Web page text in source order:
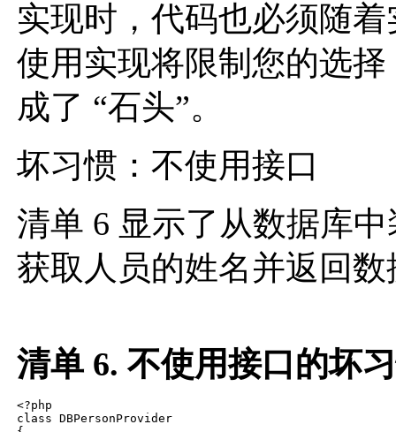
实现时，代码也必须随
使用实现将限制您的选
成了 “石头”。
坏习惯：不使用接口
清单 6 显示了从数据库
获取人员的姓名并返回
清单 6. 不使用接口的坏
<?php
class DBPersonProvider